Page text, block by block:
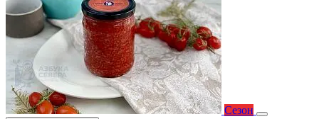
Сезон